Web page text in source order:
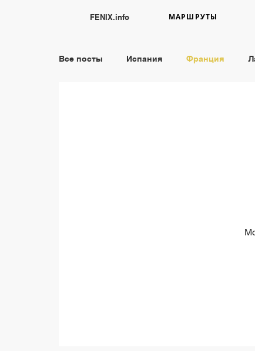
FENIX.info МАРШРУТЫ
Все посты Испания Франция